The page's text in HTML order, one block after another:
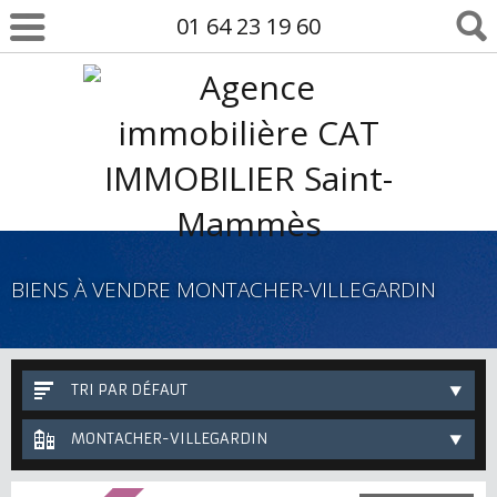
01 64 23 19 60
BIENS À VENDRE MONTACHER-VILLEGARDIN
TRI PAR DÉFAUT
MONTACHER-VILLEGARDIN